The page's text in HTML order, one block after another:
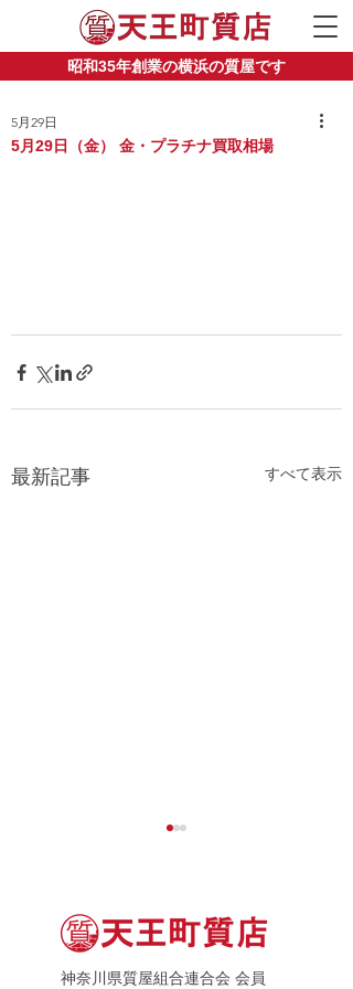
昭和35年創業の横浜の質屋です
5月29日（金） 金・プラチナ買取相場
5月29日
最新記事 すべて表示
神奈川県質屋組合連合会 会員